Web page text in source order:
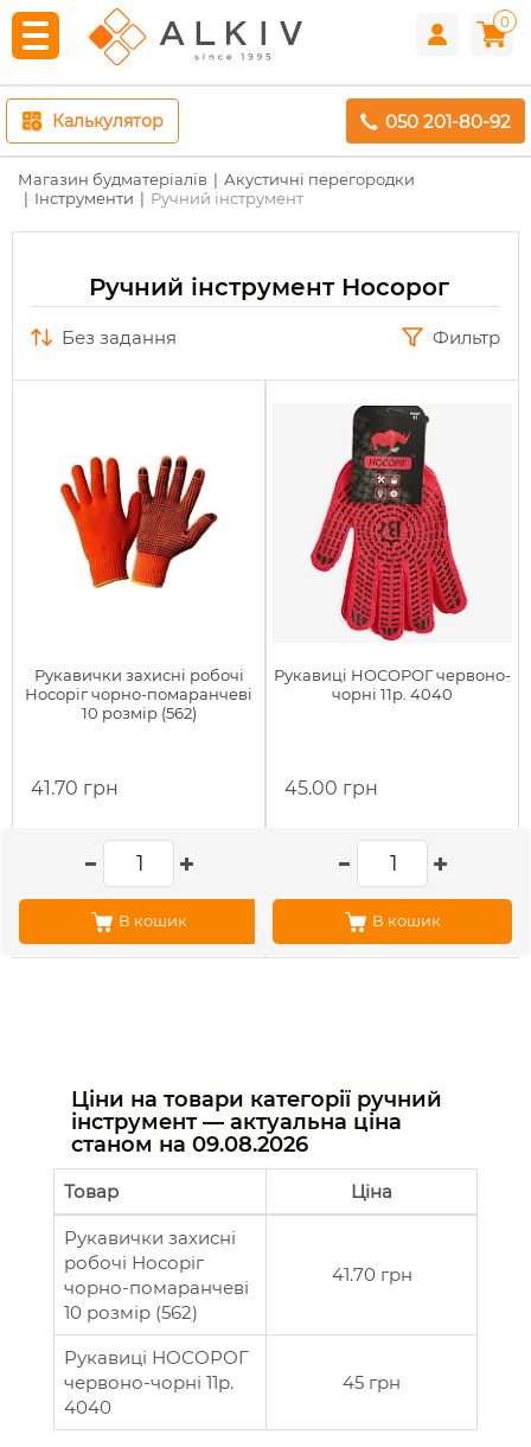
0
Калькулятор 050 201-80-92
Магазин будматеріалів
Акустичні перегородки
Інструменти
Ручний інструмент
Ручний інструмент Носорог
без задання Фильтр
Рукавички захисні робочі
Носоріг чорно-помаранчеві
10 розмір (562)
41.70 грн
В кошик
Рукавиці НОСОРОГ червоно-
чорні 11р. 4040
45.00 грн
В кошик
Ціни на товари категорії ручний
інструмент — актуальна ціна
станом на 09.08.2026
Товар Ціна
Рукавички захисні
робочі Носоріг
чорно-помаранчеві
10 розмір (562)
41.70 грн
Рукавиці НОСОРОГ
червоно-чорні 11р.
4040
45 грн